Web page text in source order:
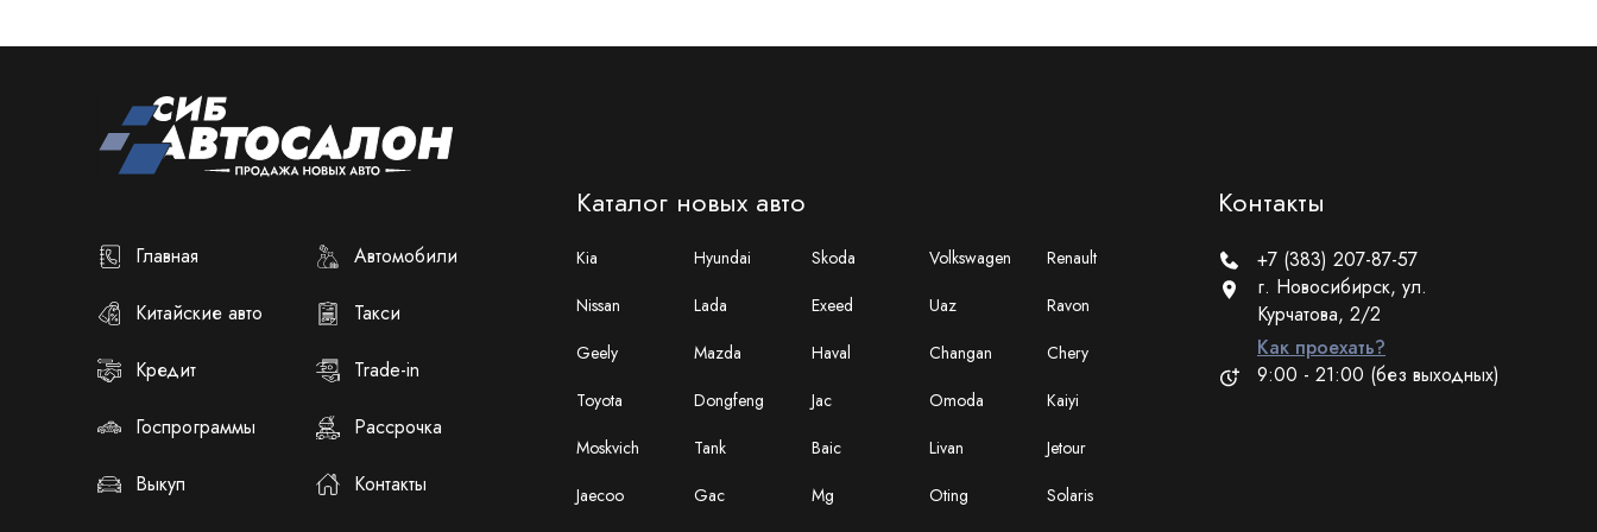
Главная Автомобили
Китайские авто Такси
Кредит Trade-in
Госпрограммы Рассрочка
Выкуп Контакты
Каталог новых авто
Kia Hyundai Skoda Volkswagen
Renault
Nissan
Lada Exeed Uaz
Ravon
Geely
Mazda Haval Changan
Chery
Toyota
Dongfeng Jac Omoda
Kaiyi
Moskvich
Tank Baic Livan
Jetour
Jaecoo
Gac Mg Oting
Solaris
Контакты
+7 (383) 207-87-57
г. Новосибирск, ул.
Курчатова, 2/2
Как проехать?
9:00 - 21:00 (без выходных)